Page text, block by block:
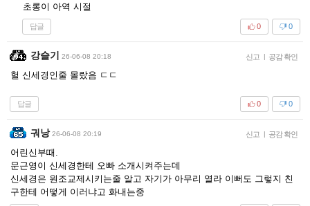
초롱이 아역 시절
답글 0
0
강슬기 26-06-08 20:18 신고 | 공감 확인
헐 신세경인줄 몰랐음 ㄷㄷ
답글 0
0
궈낭 26-06-08 20:19 신고 | 공감 확인
어린신부때.
문근영이 신세경한테 오빠 소개시켜주는데
신세경은 원조교제시키는줄 알고 자기가 아무리 열라 이뻐도 그렇지 친
구한테 어떻게 이러냐고 화내는중